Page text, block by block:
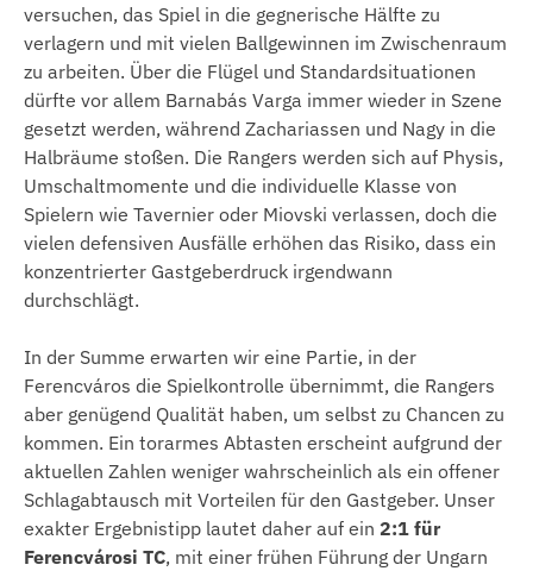
versuchen, das Spiel in die gegnerische Hälfte zu
verlagern und mit vielen Ballgewinnen im Zwischenraum
zu arbeiten. Über die Flügel und Standardsituationen
dürfte vor allem Barnabás Varga immer wieder in Szene
gesetzt werden, während Zachariassen und Nagy in die
Halbräume stoßen. Die Rangers werden sich auf Physis,
Umschaltmomente und die individuelle Klasse von
Spielern wie Tavernier oder Miovski verlassen, doch die
vielen defensiven Ausfälle erhöhen das Risiko, dass ein
konzentrierter Gastgeberdruck irgendwann
durchschlägt.
In der Summe erwarten wir eine Partie, in der
Ferencváros die Spielkontrolle übernimmt, die Rangers
aber genügend Qualität haben, um selbst zu Chancen zu
kommen. Ein torarmes Abtasten erscheint aufgrund der
aktuellen Zahlen weniger wahrscheinlich als ein offener
Schlagabtausch mit Vorteilen für den Gastgeber. Unser
exakter Ergebnistipp lautet daher auf ein 2:1 für
Ferencvárosi TC, mit einer frühen Führung der Ungarn